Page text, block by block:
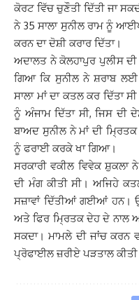
ਕੋਰਟ ਵਿੱਚ ਚੁਣੌਤੀ ਦਿੱਤੀ ਜਾ
ਨੇ 35 ਸਾਲਾ ਸੁਨੀਲ ਰਾਮ ਨੂੰ
ਕਰਨ ਦਾ ਦੋਸ਼ੀ ਕਰਾਰ ਦਿੱਤਾ।
ਅਦਾਲਤ ਨੇ ਕੋਲਹਾਪੁਰ ਪੁਲੀਸ ਦੀ
ਗਿਆ ਕਿ ਸੁਨੀਲ ਨੇ ਸ਼ਰਾਬ
ਸਾਲਾ ਮਾਂ ਦਾ ਕਤਲ ਕਰ ਦਿੱਤਾ
ਨੂੰ ਅੰਜਾਮ ਦਿੱਤਾ ਸੀ, ਜਿਸ ਦੀ
ਬਾਅਦ ਸੁਨੀਲ ਨੇ ਮਾਂ ਦੀ
ਨੂੰ ਫਰਾਈ ਕਰਕੇ ਖਾ ਗਿਆ।
ਸਰਕਾਰੀ ਵਕੀਲ ਵਿਵੇਕ ਸ਼ੁਕਲਾ
ਦੀ ਮੰਗ ਕੀਤੀ ਸੀ। ਅਜਿਹੇ
ਸਜ਼ਾਵਾਂ ਦਿੱਤੀਆਂ ਗਈਆਂ ਹਨ।
ਅਤੇ ਫਿਰ ਮ੍ਰਿਤਕ ਦੇਹ ਦੇ ਨਾਲ
ਸਕਦਾ। ਮਾਮਲੇ ਦੀ ਜਾਂਚ
ਪ੍ਰੋਫਾਈਲ ਜ਼ਰੀਏ ਪੜਤਾਲ ਕੀਤੀ